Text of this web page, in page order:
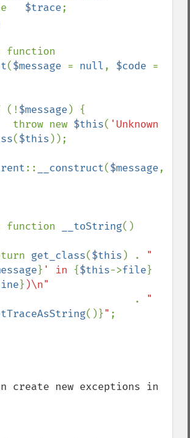
$trace
($message = null, $code
if (!
$message ) {
            throw new
$this( 'Unknown
($this ));
:: __construct($message
function
__toString()
return
get_class($this ) . "
} ' in {$this->file}
} )\n"
. "
()}" ;
create new exceptions in